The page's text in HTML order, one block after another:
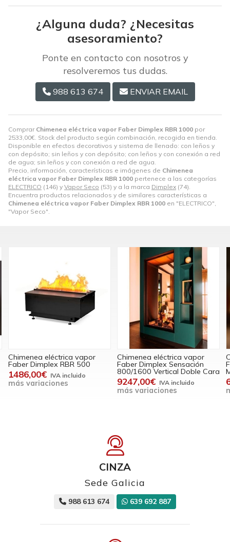
Comprar Chimenea eléctrica vapor Faber Dimplex RBR 1000 por
2533,00€ . Stock del producto según combinación, recogida en tienda.
Disponible en efectos decorativos y sistema de llenado: con leños y
con depósito; sin leños y con depósito; con leños y con conexión a red
de agua; sin leños y con conexión a red de agua.
Precio, información, características e imágenes de Chimenea
eléctrica vapor Faber Dimplex RBR 1000 pertenece a las categorías
ELECTRICO (146) y Vapor Seco (53) y a la marca Dimplex (74).
Encuentra productos relacionados y de similares características a
Chimenea eléctrica vapor Faber Dimplex RBR 1000 en "ELECTRICO",
"Vapor Seco".
¿Alguna duda? ¿Necesitas
asesoramiento?
Ponte en contacto con nosotros y
resolveremos tus dudas.
988 613 674 ENVIAR EMAIL
Chimenea eléctrica vapor
Faber Dimplex RBR 500
1486,00€
más variaciones
Chimenea eléctrica vapor
Faber Dimplex Sensación
800/1600 Vertical Doble Cara
9247,00€
más variaciones
CINZA
Sede Galicia
988 613 674 639 692 887